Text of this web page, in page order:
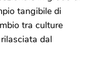
tangibile di
tra culture
dal